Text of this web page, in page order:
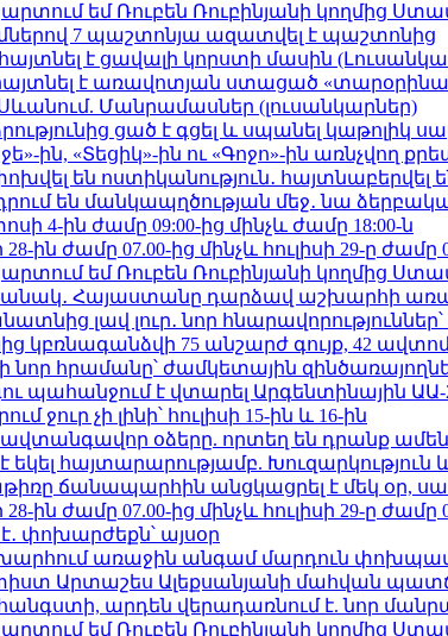
եմ Ռուբեն Ռուբինյանի կողմից
7 պաշտոնյա ազատվել է պաշտոնից
է ցավալի կորստի մասին
է առավոտյան ստացած
Մանրամասներ (լուսանկարներ)
ցած է գցել և սպանել կաթոլիկ
ին, «Տեցիկ»-ին ու «Գոջո»-ին առնչվող
են ոստիկանություն․
են մանկապղծության մեջ․ նա
4-ին ժամը 09:00-ից մինչև ժամը 18:00-ն
28-ին ժամը 07.00-ից մինչև հուլիսի 29-ը ժամը
եմ Ռուբեն Ռուբինյանի կողմից
Հայաստանը դարձավ աշխարհի
լավ լուր․ նոր
կբռնագանձվի 75 անշարժ գույք, 42
նոր հրամանը՝ ժամկետային
պահանջում է վտարել Արգենտինային ԱԱ-
ջուր չի լինի՝ հուլիսի 15-ին և 16-ին
օձերը. որտեղ են դրանք
եկել հայտարարությամբ. Խուզարկություն
ճանապարհին անցկացրել է մեկ օր,
28-ին ժամը 07.00-ից մինչև հուլիսի 29-ը ժամը
փոխարժեքն՝ այսօր
առաջին անգամ մարդուն
Արտաշես Ալեքսանյանի մահվան
հանգստի, արդեն վերադառնում է. նոր
եմ Ռուբեն Ռուբինյանի կողմից